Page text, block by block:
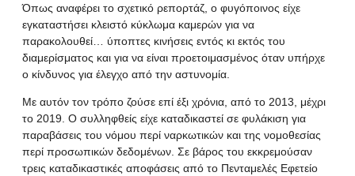
Όπως αναφέρει το σχετικό ρεπορτάζ, ο φυγόποινος είχε
εγκαταστήσει κλειστό κύκλωμα καμερών για να
παρακολουθεί… ύποπτες κινήσεις εντός κι εκτός του
διαμερίσματος και για να είναι προετοιμασμένος όταν υπήρχε
ο κίνδυνος για έλεγχο από την αστυνομία.
Με αυτόν τον τρόπο ζούσε επί έξι χρόνια, από το 2013, μέχρι
το 2019. Ο συλληφθείς είχε καταδικαστεί σε φυλάκιση για
παραβάσεις του νόμου περί ναρκωτικών και της νομοθεσίας
περί προσωπικών δεδομένων. Σε βάρος του εκκρεμούσαν
τρεις καταδικαστικές αποφάσεις από το Πενταμελές Εφετείο